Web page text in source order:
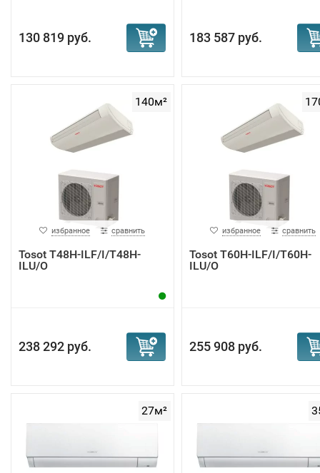
130 819 руб. 183 587 руб.
140м²
избранное сравнить
Tosot T48H-ILF/I/T48H-
ILU/O
238 292 руб.
избранное сравнить
Tosot T60H-ILF/I/T60H-
ILU/O
255 908 руб.
27м²